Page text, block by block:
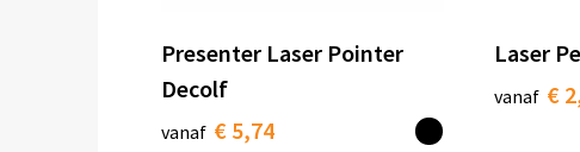
Presenter Laser Pointer
Decolf
vanaf € 5,74
Laser
vanaf €